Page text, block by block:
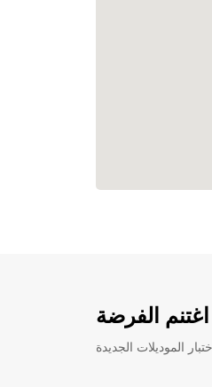
الفرضة
الموديلات الجديدة